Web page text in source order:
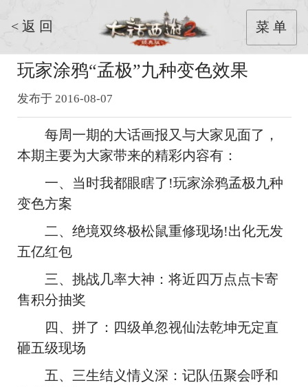
< 返 回 菜 单
玩家涂鸦“孟极”九种变色效果
发布于 2016-08-07
每周一期的大话画报又与大家见面了，
本期主要为大家带来的精彩内容有：
一、当时我都眼瞎了!玩家涂鸦孟极九种
变色方案
二、绝境双终极松鼠重修现场!出化无发
五亿红包
三、挑战几率大神：将近四万点点卡寄
售积分抽奖
四、拼了：四级单忽视仙法乾坤无定直
砸五级现场
五、三生结义情义深：记队伍聚会呼和